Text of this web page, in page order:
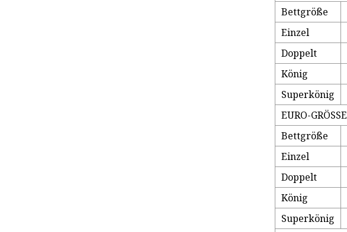
Bettgröße
Einzel
Doppelt
König
Superkönig
EURO-GRÖSSE
Bettgröße
Einzel
Doppelt
König
Superkönig